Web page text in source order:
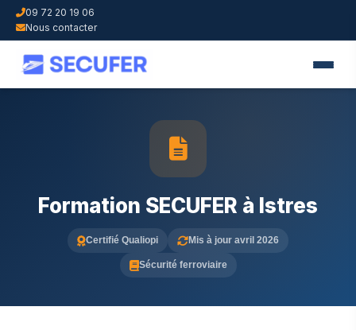
09 72 20 19 06
Nous contacter
Formation SECUFER à Istres
Certifié Qualiopi Mis à jour avril 2026
Sécurité ferroviaire